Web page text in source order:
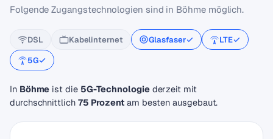
Folgende Zugangstechnologien sind in Böhme möglich.
DSL Kabelinternet Glasfaser
LTE
5G
In Böhme ist die 5G-Technologiederzeit mit
durchschnittlich 75 Prozentam besten ausgebaut.